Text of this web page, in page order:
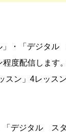
・「デジタル
度配信します
スン」4レッス
デジタル ス